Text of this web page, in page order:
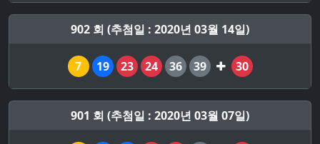
902 회 (추첨일 : 2020년 03월 14일)
7 19 23 24 36 39 30
901 회 (추첨일 : 2020년 03월 07일)